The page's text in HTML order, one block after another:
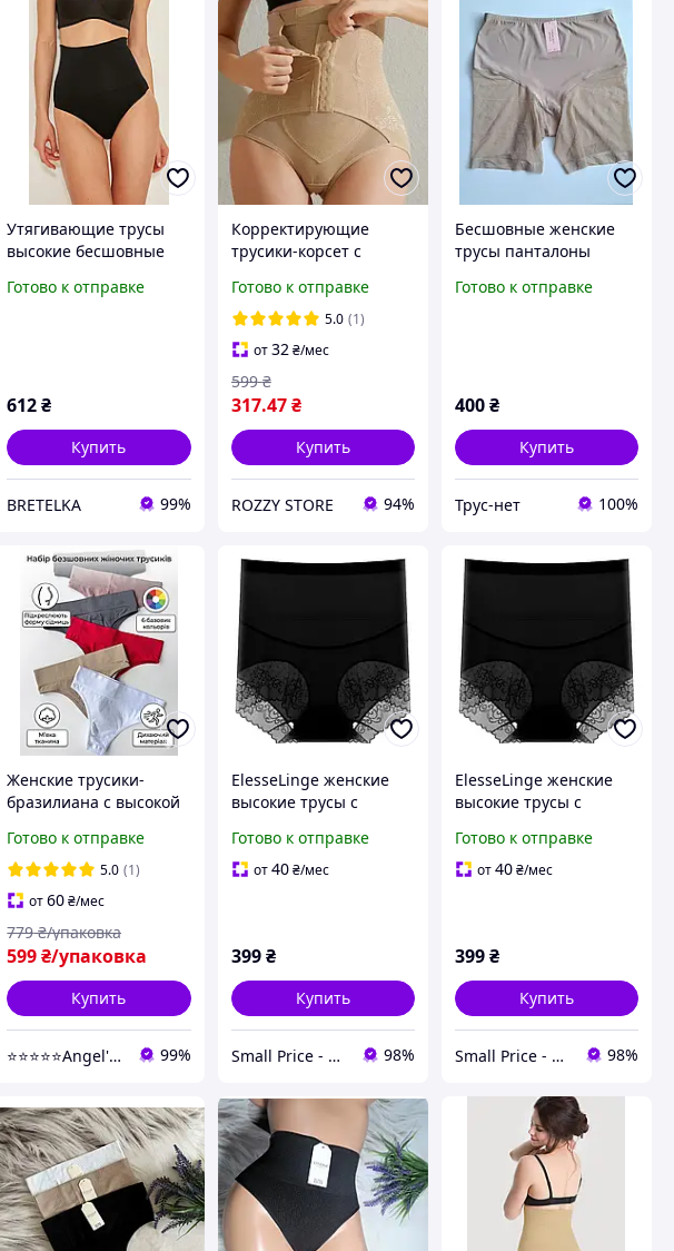
Утягивающие трусы
высокие бесшовные
живота Emay 2039 L/XL
Готово к отправке
612₴
Купить
BRETELKA 99%
Корректирующие
трусики-корсет с
высокие
корректирующие
трусы для уменьшения
талии на 3 ряда
Бежевый S
Готово к отправке
5.0 (1)
от32 ₴/мес
317.47 ₴
599 ₴
Купить
ROZZY STORE 94%
Бесшовные женские
трусы панталоны
легкой утяжкой защита
Готово к отправке
400₴
Купить
Трус-нет 100%
Женские трусики-
бразилиана с высокой
6 шт., бразилиана,
трусики для женщин,
утягивающие,
стягивающие трусики
Готово к отправке
5.0 (1)
от60₴/мес
599₴/упаковка
779 ₴/упаковка
Купить
⭐⭐⭐⭐⭐Angel's touch Территория уюта и комфорта 99%
ElesseLinge женские
высокие трусы с
L, черные
Готово к отправке
от40 ₴/мес
399 ₴
Купить
Small Price - интернет-магазин товаров для дома 98%
ElesseLinge женские
высокие трусы с
XL, черные
Готово к отправке
от40₴/мес
399₴
Купить
Small Price - интернет-магазин товаров для дома 98%